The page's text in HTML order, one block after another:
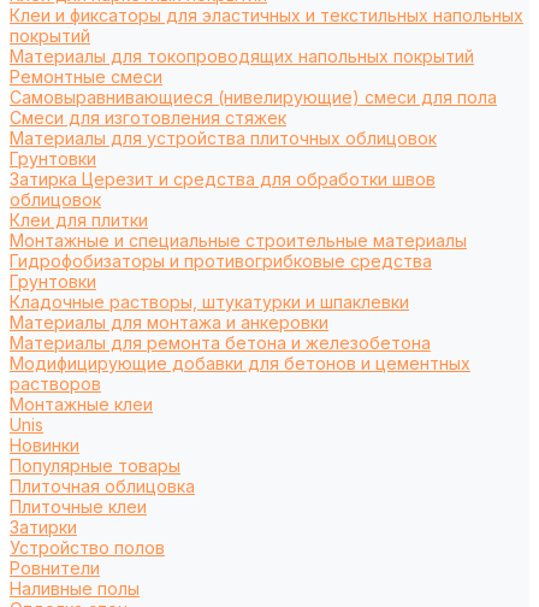
Клеи и фиксаторы для эластичных и текстильных напольных
покрытий
Материалы для токопроводящих напольных покрытий
Ремонтные смеси
Самовыравнивающиеся (нивелирующие) смеси для пола
Смеси для изготовления стяжек
Материалы для устройства плиточных облицовок
Грунтовки
Затирка Церезит и средства для обработки швов
облицовок
Клеи для плитки
Монтажные и специальные строительные материалы
Гидрофобизаторы и противогрибковые средства
Грунтовки
Кладочные растворы, штукатурки и шпаклевки
Материалы для монтажа и анкеровки
Материалы для ремонта бетона и железобетона
Модифицирующие добавки для бетонов и цементных
растворов
Монтажные клеи
Unis
Новинки
Популярные товары
Плиточная облицовка
Плиточные клеи
Затирки
Устройство полов
Ровнители
Наливные полы